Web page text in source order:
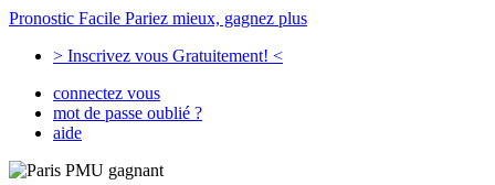
Pronostic Facile Pariez mieux, gagnez plus
> Inscrivez vous Gratuitement! <
connectez vous
mot de passe oublié ?
aide